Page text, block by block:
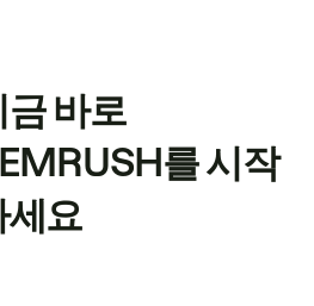
금 바로
를 시작
세요